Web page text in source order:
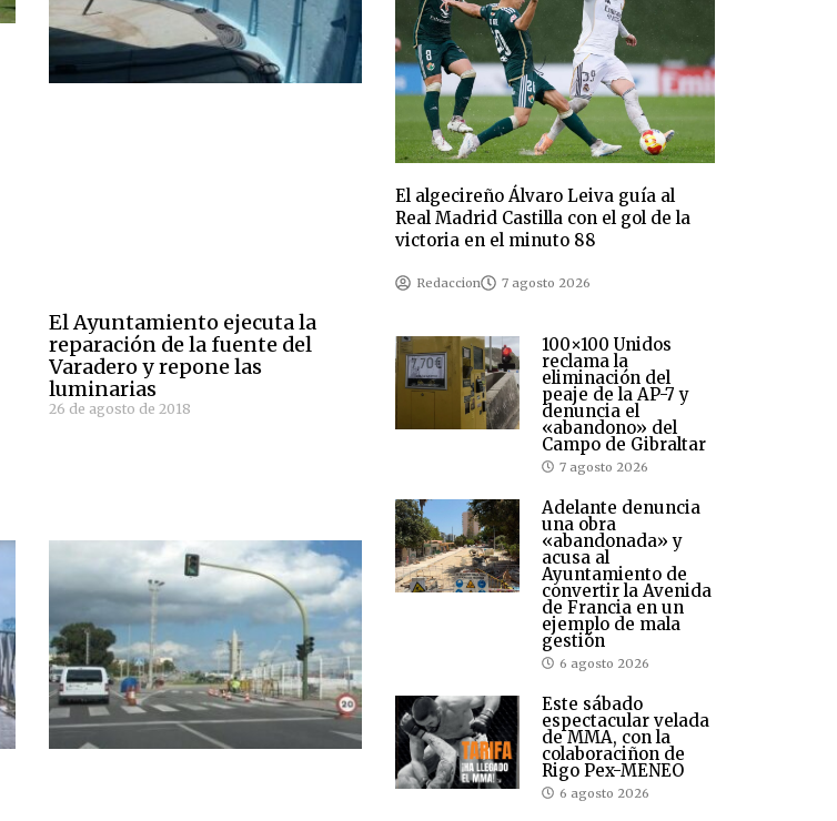
El Ayuntamiento ejecuta la
reparación de la fuente del
Varadero y repone las
luminarias
26 de agosto de 2018
El algecireño Álvaro Leiva guía al
Real Madrid Castilla con el gol de la
victoria en el minuto 88
Redaccion 7 agosto 2026
100×100 Unidos
reclama la
eliminación del
peaje de la AP-7 y
denuncia el
«abandono» del
Campo de Gibraltar
7 agosto 2026
Adelante denuncia
una obra
«abandonada» y
acusa al
Ayuntamiento de
convertir la Avenida
de Francia en un
ejemplo de mala
gestión
6 agosto 2026
Este sábado
espectacular velada
de MMA, con la
colaboraciñon de
Rigo Pex-MENEO
6 agosto 2026